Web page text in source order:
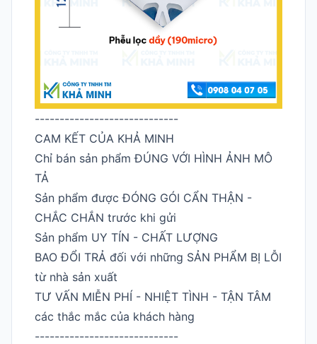
-----------------------------
CAM KẾT CỦA KHẢ MINH
Chỉ bán sản phẩm ĐÚNG VỚI HÌNH ẢNH MÔ
TẢ
Sản phẩm được ĐÓNG GÓI CẨN THẬN -
CHẮC CHẮN trước khi gửi
Sản phẩm UY TÍN - CHẤT LƯỢNG
BAO ĐỔI TRẢ đối với những SẢN PHẨM BỊ LỖI
từ nhà sản xuất
TƯ VẤN MIỄN PHÍ - NHIỆT TÌNH - TẬN TÂM
các thắc mắc của khách hàng
-----------------------------